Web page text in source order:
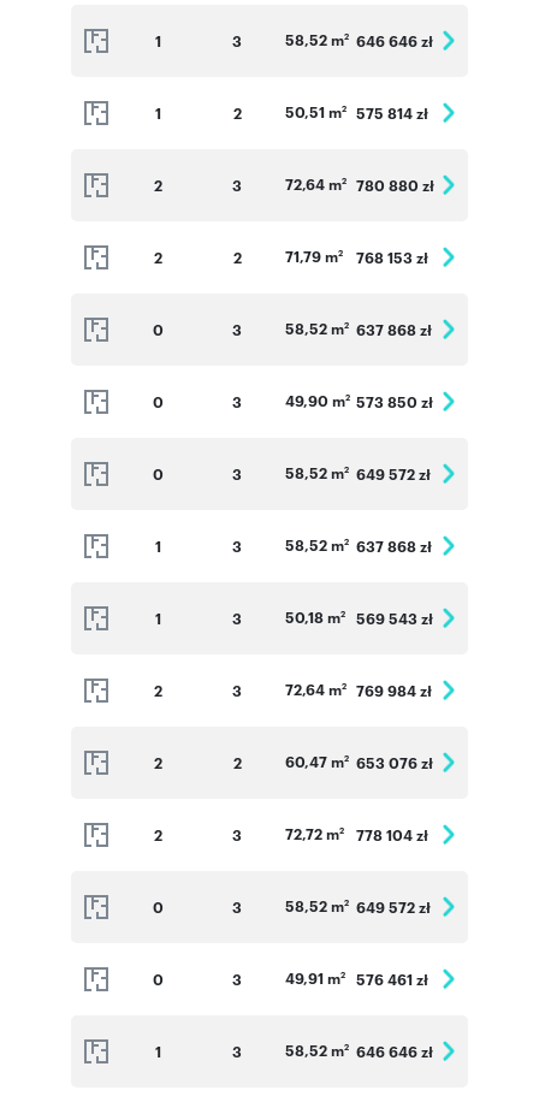
1 3 58,52 m2 646 646 zł
1 2 50,51 m2 575 814 zł
2 3 72,64 m2 780 880 zł
2 2 71,79 m2 768 153 zł
0 3 58,52 m2 637 868 zł
0 3 49,90 m2 573 850 zł
0 3 58,52 m2 649 572 zł
1 3 58,52 m2 637 868 zł
1 3 50,18 m2 569 543 zł
2 3 72,64 m2 769 984 zł
2 2 60,47 m2 653 076 zł
2 3 72,72 m2 778 104 zł
0 3 58,52 m2 649 572 zł
0 3 49,91 m2 576 461 zł
1 3 58,52 m2 646 646 zł